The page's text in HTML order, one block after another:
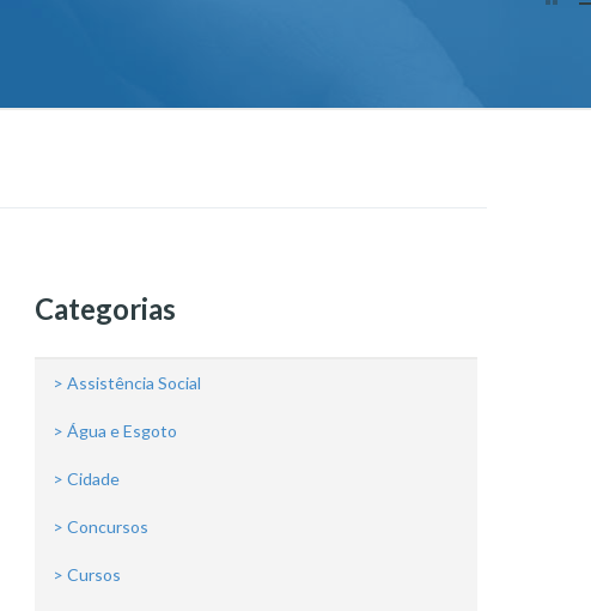
Categorias
> Assistência Social
> Água e Esgoto
> Cidade
> Concursos
> Cursos